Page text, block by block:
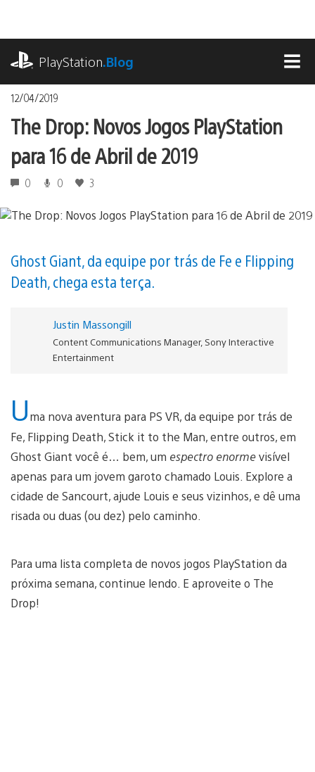
o
conteúdoPlayStation.Blog
12/04/2019
The Drop: Novos Jogos PlayStation
para 16 de Abril de 2019
0 0 3
Ghost Giant, da equipe por trás de Fe e Flipping
Death, chega esta terça.
Justin Massongill
Content Communications Manager, Sony Interactive
Entertainment
Uma nova aventura para PS VR, da equipe por trás de
Fe, Flipping Death, Stick it to the Man, entre outros, em
Ghost Giant você é… bem, um espectro enormevisível
apenas para um jovem garoto chamado Louis. Explore a
cidade de Sancourt, ajude Louis e seus vizinhos, e dê uma
risada ou duas (ou dez) pelo caminho.
Para uma lista completa de novos jogos PlayStation da
próxima semana, continue lendo. E aproveite o The
Drop!